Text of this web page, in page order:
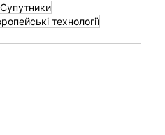
Супутники
технології